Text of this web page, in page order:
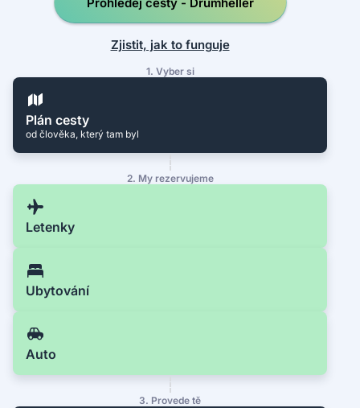
Zjistit, jak to funguje
1. Vyber si
Plán cesty
od člověka, který tam byl
2. My rezervujeme
Letenky
Ubytování
Auto
3. Provede tě